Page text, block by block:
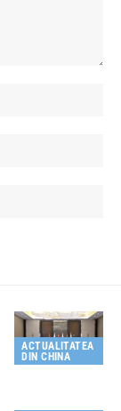
ACTUALITATEA
DIN CHINA